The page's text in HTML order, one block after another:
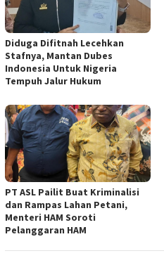
Diduga Difitnah Lecehkan
Stafnya, Mantan Dubes
Indonesia Untuk Nigeria
Tempuh Jalur Hukum
PT ASL Pailit Buat Kriminalisi
dan Rampas Lahan Petani,
Menteri HAM Soroti
Pelanggaran HAM